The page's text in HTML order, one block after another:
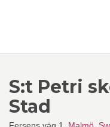
S:t Petri
Stad